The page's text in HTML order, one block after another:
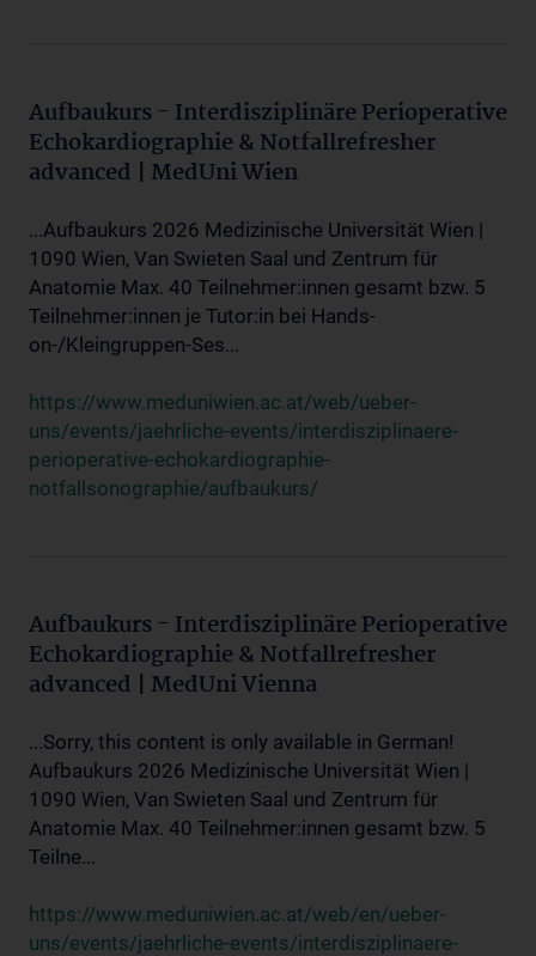
Aufbaukurs - Interdisziplinäre Perioperative
Echokardiographie & Notfallrefresher
advanced | MedUni Wien
...Aufbaukurs 2026 Medizinische Universität Wien |
1090 Wien, Van Swieten Saal und Zentrum für
Anatomie Max. 40 Teilnehmer:innen gesamt bzw. 5
Teilnehmer:innen je Tutor:in bei Hands-
on-/Kleingruppen-Ses...
https://www.meduniwien.ac.at/web/ueber-
uns/events/jaehrliche-events/interdisziplinaere-
perioperative-echokardiographie-
notfallsonographie/aufbaukurs/
Aufbaukurs - Interdisziplinäre Perioperative
Echokardiographie & Notfallrefresher
advanced | MedUni Vienna
...Sorry, this content is only available in German!
Aufbaukurs 2026 Medizinische Universität Wien |
1090 Wien, Van Swieten Saal und Zentrum für
Anatomie Max. 40 Teilnehmer:innen gesamt bzw. 5
Teilne...
https://www.meduniwien.ac.at/web/en/ueber-
uns/events/jaehrliche-events/interdisziplinaere-